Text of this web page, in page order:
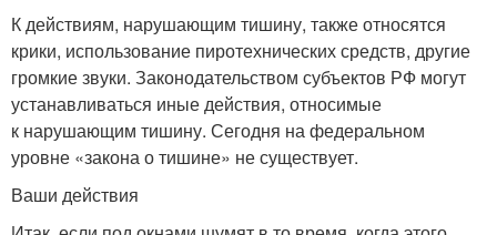
К действиям, нарушающим тишину, также относятся
крики, использование пиротехнических средств, другие
громкие звуки. Законодательством субъектов РФ могут
устанавливаться иные действия, относимые
к нарушающим тишину. Сегодня на федеральном
уровне «закона о тишине» не существует.
Ваши действия